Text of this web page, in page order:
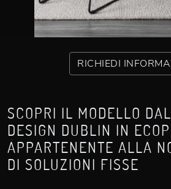
RICHIEDI
SCOPRI IL MODELLO
DESIGN DUBLIN IN
APPARTENENTE ALLA
DI SOLUZIONI FISSE